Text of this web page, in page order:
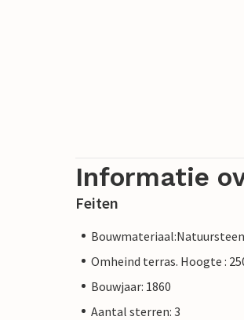
Informatie
Feiten
Omheind terras. Hoogte :
Bouwjaar: 1860
Aantal sterren: 3